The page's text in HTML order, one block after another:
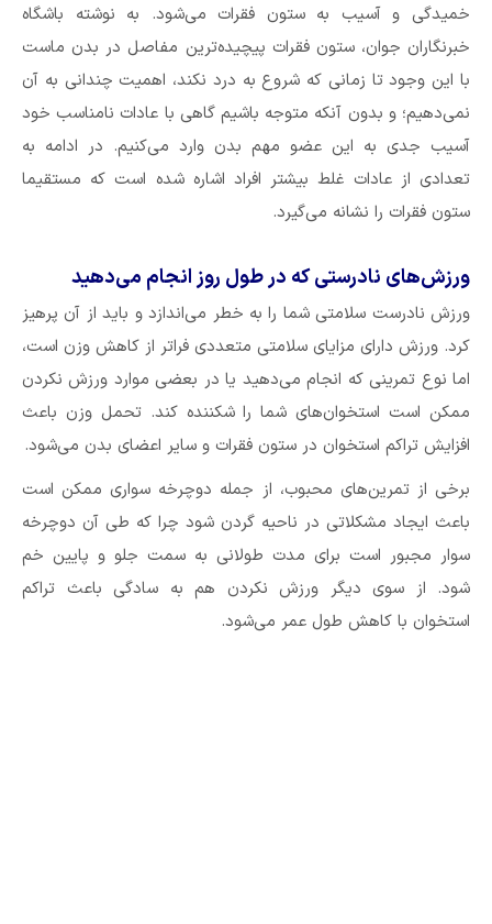
خمیدگی و آسیب به ستون فقرات می‌شود. به نوشته باشگاه
خبرنگاران جوان، ستون فقرات پیچیده‌ترین مفاصل در بدن ماست
با این وجود تا زمانی که شروع به درد نکند، اهمیت چندانی به آن
نمی‌دهیم؛ و بدون آنکه متوجه باشیم گاهی با عادات نامناسب خود
آسیب جدی به این عضو مهم بدن وارد می‌کنیم. در ادامه به
تعدادی از عادات غلط بیشتر افراد اشاره شده است که مستقیما
ستون فقرات را نشانه می‌گیرد.
ورزش‌های نادرستی که در طول روز انجام می‌دهید
ورزش نادرست سلامتی شما را به خطر می‌اندازد و باید از آن پرهیز
کرد. ورزش دارای مزایای سلامتی متعددی فراتر از کاهش وزن است،
اما نوع تمرینی که انجام می‌دهید یا در بعضی موارد ورزش نکردن
ممکن است استخوان‌های شما را شکننده کند. تحمل وزن باعث
افزایش تراکم استخوان در ستون فقرات و سایر اعضای بدن می‌شود.
برخی از تمرین‌های محبوب، از جمله دوچرخه سواری ممکن است
باعث ایجاد مشکلاتی در ناحیه گردن شود چرا که طی آن دوچرخه
سوار مجبور است برای مدت طولانی به سمت جلو و پایین خم
شود. از سوی دیگر ورزش نکردن هم به سادگی باعث تراکم
استخوان با کاهش طول عمر می‌شود.